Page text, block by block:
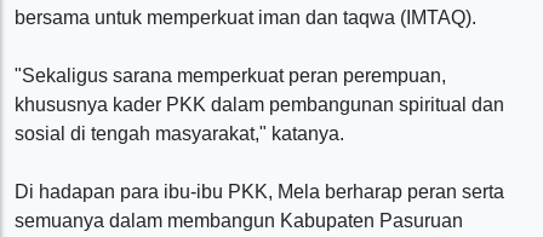
bersama untuk memperkuat iman dan taqwa (IMTAQ).
"Sekaligus sarana memperkuat peran perempuan,
khususnya kader PKK dalam pembangunan spiritual dan
sosial di tengah masyarakat," katanya.
Di hadapan para ibu-ibu PKK, Mela berharap peran serta
semuanya dalam membangun Kabupaten Pasuruan